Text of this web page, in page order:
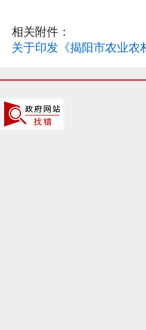
相关附件：
关于印发《揭阳市农业农